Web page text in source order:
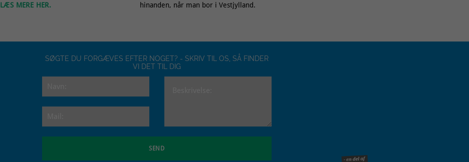
LÆS MERE HER.
hinanden, når man bor i Vestjylland.
SØGTE DU FORGÆVES EFTER NOGET? - SKRIV TIL OS, SÅ FINDER
VI DET TIL DIG